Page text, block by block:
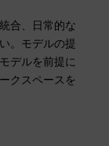
合、日常的な
。モデルの提
デルを前提に
クスペースを